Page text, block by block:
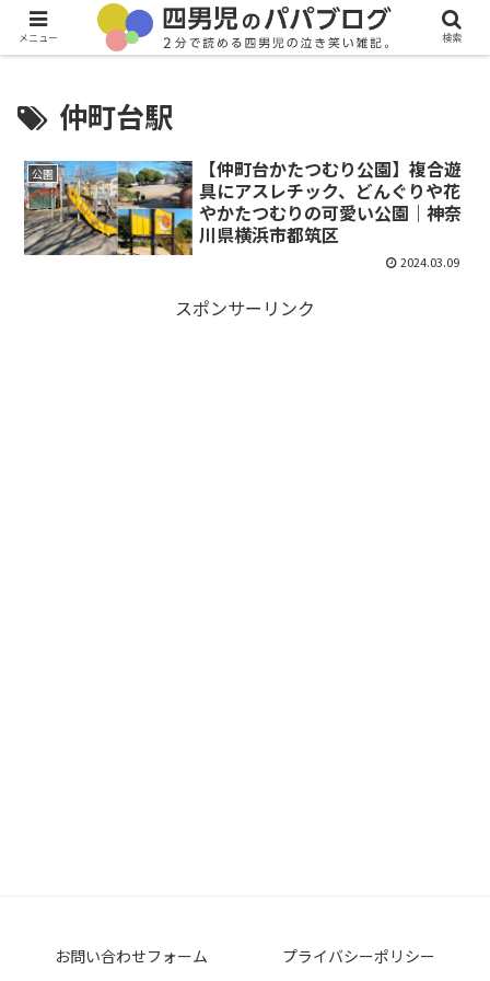
仲町台駅
公園
【仲町台かたつむり公園】複合遊
具にアスレチック、どんぐりや花
やかたつむりの可愛い公園｜神奈
川県横浜市都筑区
2024.03.09
スポンサーリンク
お問い合わせフォーム プライバシーポリシー
メニュー 検索